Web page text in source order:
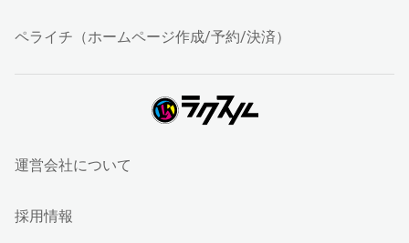
ペライチ（ホームページ作成/予約/決済）
運営会社について
採用情報